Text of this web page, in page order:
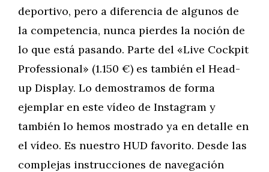
deportivo, pero a diferencia de algunos de
la competencia, nunca pierdes la noción de
lo que está pasando. Parte del «Live Cockpit
Professional» (1.150 €) es también el Head-
up Display. Lo demostramos de forma
ejemplar en este vídeo de Instagram y
también lo hemos mostrado ya en detalle en
el vídeo. Es nuestro HUD favorito. Desde las
complejas instrucciones de navegación